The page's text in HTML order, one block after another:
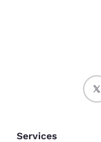
Services